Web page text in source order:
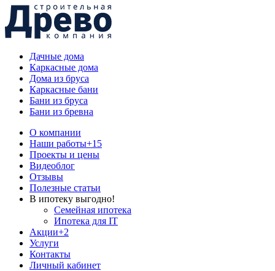
Дачные дома
Каркасные дома
Дома из бруса
Каркасные бани
Бани из бруса
Бани из бревна
О компании
Наши работы+15
Проекты и цены
Видеоблог
Отзывы
Полезные статьи
В ипотеку выгодно!
Семейная ипотека
Ипотека для IT
Акции+2
Услуги
Контакты
Личный кабинет